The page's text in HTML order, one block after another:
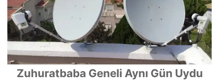
Zuhuratbaba Geneli Aynı Gün Uydu